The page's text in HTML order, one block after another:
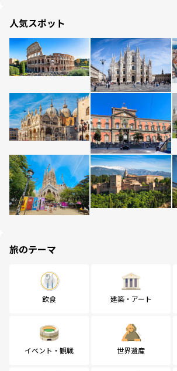
人気スポット
旅のテーマ
飲食 建築・アート
イベント・観戦 世界遺産